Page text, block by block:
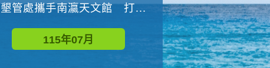
墾管處攜手南瀛天文館 打造沉浸式天文探索營隊
115年07月
115年08月